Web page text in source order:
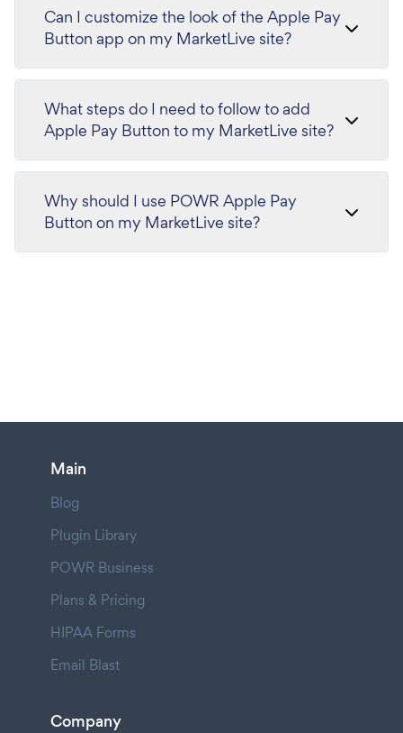
Can I customize the look of the Apple Pay
Button app on my MarketLive site?
What steps do I need to follow to add
Apple Pay Button to my MarketLive site?
Why should I use POWR Apple Pay
Button on my MarketLive site?
Main
Blog
Plugin Library
POWR Business
Plans & Pricing
HIPAA Forms
Email Blast
Company